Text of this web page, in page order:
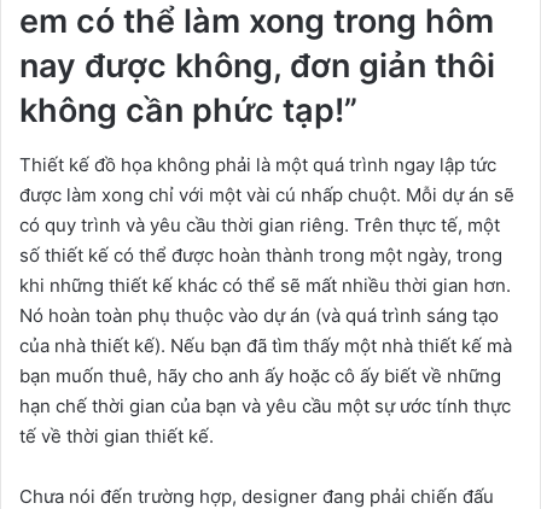
em có thể làm xong trong hôm
nay được không, đơn giản thôi
không cần phức tạp!”
Thiết kế đồ họa không phải là một quá trình ngay lập tức
được làm xong chỉ với một vài cú nhấp chuột. Mỗi dự án sẽ
có quy trình và yêu cầu thời gian riêng. Trên thực tế, một
số thiết kế có thể được hoàn thành trong một ngày, trong
khi những thiết kế khác có thể sẽ mất nhiều thời gian hơn.
Nó hoàn toàn phụ thuộc vào dự án (và quá trình sáng tạo
của nhà thiết kế). Nếu bạn đã tìm thấy một nhà thiết kế mà
bạn muốn thuê, hãy cho anh ấy hoặc cô ấy biết về những
hạn chế thời gian của bạn và yêu cầu một sự ước tính thực
tế về thời gian thiết kế.
Chưa nói đến trường hợp, designer đang phải chiến đấu